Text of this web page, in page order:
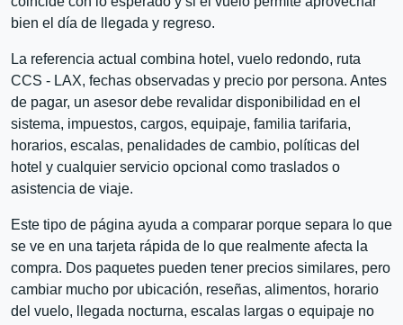
bien el día de llegada y regreso.
La referencia actual combina hotel, vuelo redondo, ruta
CCS - LAX, fechas observadas y precio por persona. Antes
de pagar, un asesor debe revalidar disponibilidad en el
sistema, impuestos, cargos, equipaje, familia tarifaria,
horarios, escalas, penalidades de cambio, políticas del
hotel y cualquier servicio opcional como traslados o
asistencia de viaje.
Este tipo de página ayuda a comparar porque separa lo que
se ve en una tarjeta rápida de lo que realmente afecta la
compra. Dos paquetes pueden tener precios similares, pero
cambiar mucho por ubicación, reseñas, alimentos, horario
del vuelo, llegada nocturna, escalas largas o equipaje no